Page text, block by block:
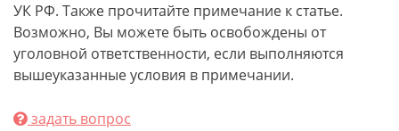
УК РФ. Также прочитайте примечание к статье.
Возможно, Вы можете быть освобождены от
уголовной ответственности, если выполняются
вышеуказанные условия в примечании.
задать вопрос